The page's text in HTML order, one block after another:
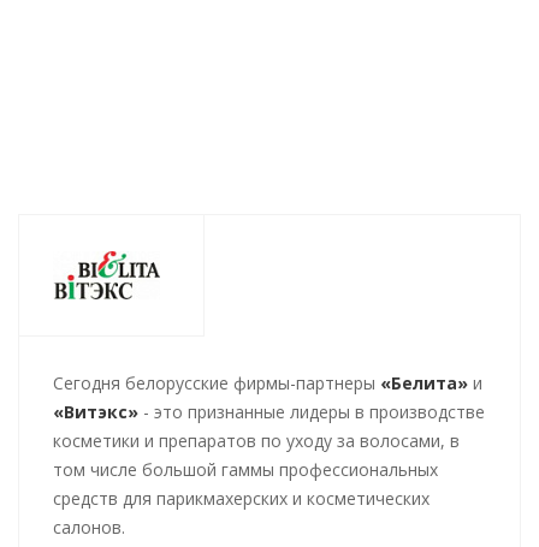
Cегодня белорусские фирмы-партнеры «Белита» и
«Витэкс» - это признанные лидеры в производстве
косметики и препаратов по уходу за волосами, в
том числе большой гаммы профессиональных
средств для парикмахерских и косметических
салонов.